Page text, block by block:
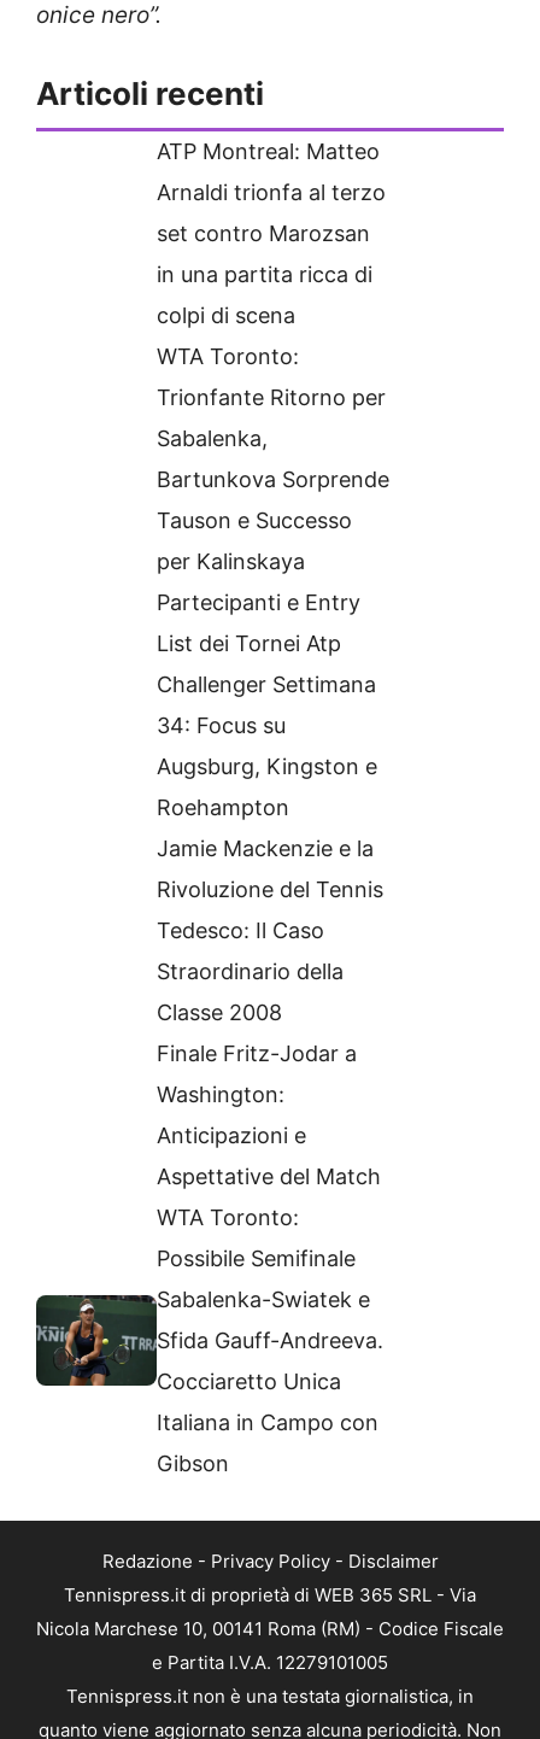
onice nero”.
Articoli recenti
ATP Montreal: Matteo
Arnaldi trionfa al terzo
set contro Marozsan
in una partita ricca di
colpi di scena
WTA Toronto:
Trionfante Ritorno per
Sabalenka,
Bartunkova Sorprende
Tauson e Successo
per Kalinskaya
Partecipanti e Entry
List dei Tornei Atp
Challenger Settimana
34: Focus su
Augsburg, Kingston e
Roehampton
Jamie Mackenzie e la
Rivoluzione del Tennis
Tedesco: Il Caso
Straordinario della
Classe 2008
Finale Fritz-Jodar a
Washington:
Anticipazioni e
Aspettative del Match
WTA Toronto:
Possibile Semifinale
Sabalenka-Swiatek e
Sfida Gauff-Andreeva.
Cocciaretto Unica
Italiana in Campo con
Gibson
Redazione - Privacy Policy- Disclaimer
Tennispress.it di proprietà di WEB 365 SRL - Via
Nicola Marchese 10, 00141 Roma (RM) - Codice Fiscale
e Partita I.V.A. 12279101005
Tennispress.it non è una testata giornalistica, in
quanto viene aggiornato senza alcuna periodicità. Non